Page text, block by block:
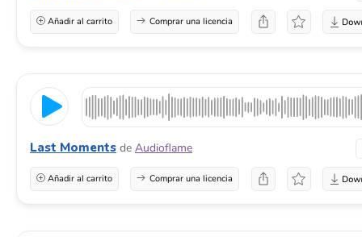
Añadir al carrito Comprar una licencia
Last Moments de Audioflame
Añadir al carrito Comprar una licencia